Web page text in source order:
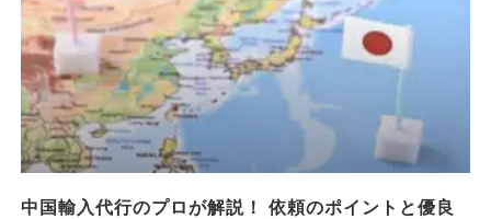
中国輸入代行のプロが解説！ 依頼のポイントと優良